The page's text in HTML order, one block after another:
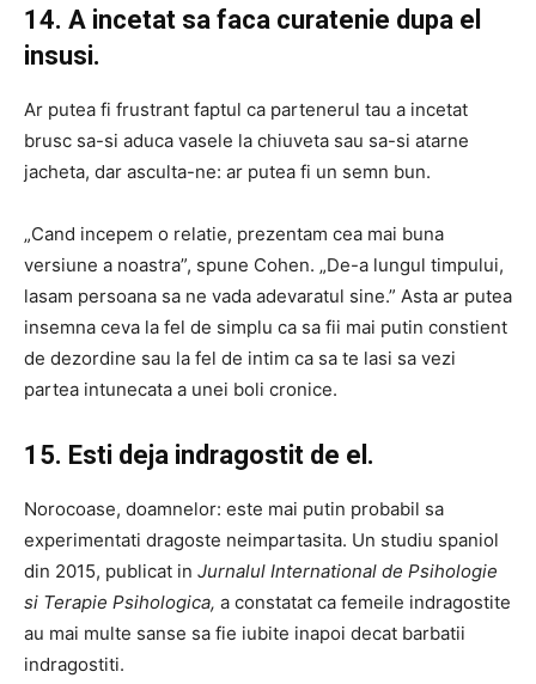
14. A incetat sa faca curatenie dupa el
insusi.
Ar putea fi frustrant faptul ca partenerul tau a incetat
brusc sa-si aduca vasele la chiuveta sau sa-si atarne
jacheta, dar asculta-ne: ar putea fi un semn bun.
„Cand incepem o relatie, prezentam cea mai buna
versiune a noastra”, spune Cohen. „De-a lungul timpului,
lasam persoana sa ne vada adevaratul sine.” Asta ar putea
insemna ceva la fel de simplu ca sa fii mai putin constient
de dezordine sau la fel de intim ca sa te lasi sa vezi
partea intunecata a unei boli cronice.
15. Esti deja indragostit de el.
Norocoase, doamnelor: este mai putin probabil sa
experimentati dragoste neimpartasita. Un studiu spaniol
din 2015, publicat in Jurnalul International de Psihologie
si Terapie Psihologica, a constatat ca femeile indragostite
au mai multe sanse sa fie iubite inapoi decat barbatii
indragostiti.